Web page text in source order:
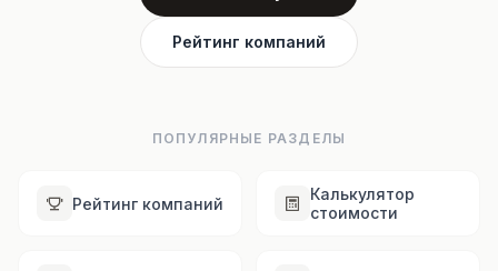
Рейтинг компаний
ПОПУЛЯРНЫЕ РАЗДЕЛЫ
Рейтинг компаний
Калькулятор
стоимости